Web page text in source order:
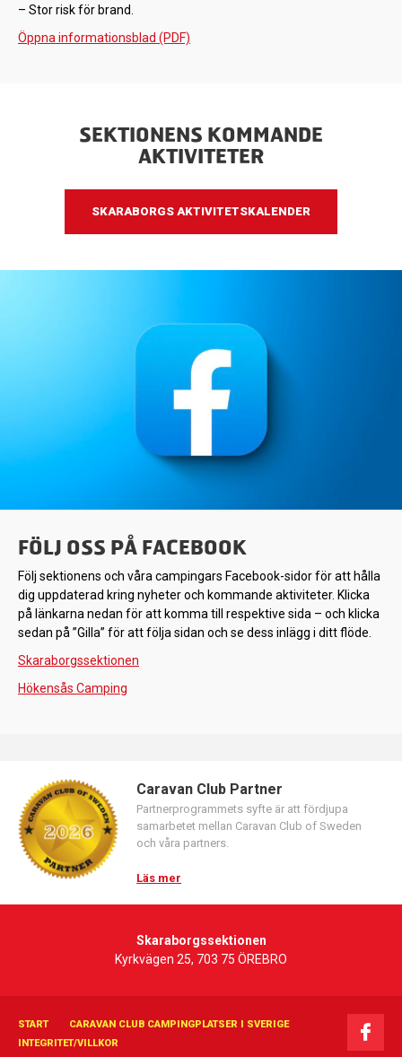
– Stor risk för brand.
Öppna informationsblad (PDF)
SEKTIONENS KOMMANDE
AKTIVITETER
SKARABORGS AKTIVITETSKALENDER
FÖLJ OSS PÅ FACEBOOK
Följ sektionens och våra campingars Facebook-sidor för att hålla
dig uppdaterad kring nyheter och kommande aktiviteter. Klicka
på länkarna nedan för att komma till respektive sida – och klicka
sedan på ”Gilla” för att följa sidan och se dess inlägg i ditt flöde.
Skaraborgssektionen
Hökensås Camping
Caravan Club Partner
Partnerprogrammets syfte är att fördjupa
samarbetet mellan Caravan Club of Sweden
och våra partners.
Läs mer
Skaraborgssektionen
Kyrkvägen 25, 703 75 ÖREBRO
START
CARAVAN CLUB CAMPINGPLATSER I SVERIGE
INTEGRITET/VILLKOR